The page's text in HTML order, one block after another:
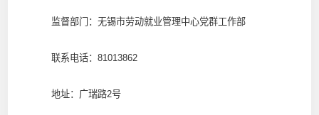
监督部门：无锡市劳动就业管理中心党群工作部
联系电话：81013862
地址：广瑞路2号